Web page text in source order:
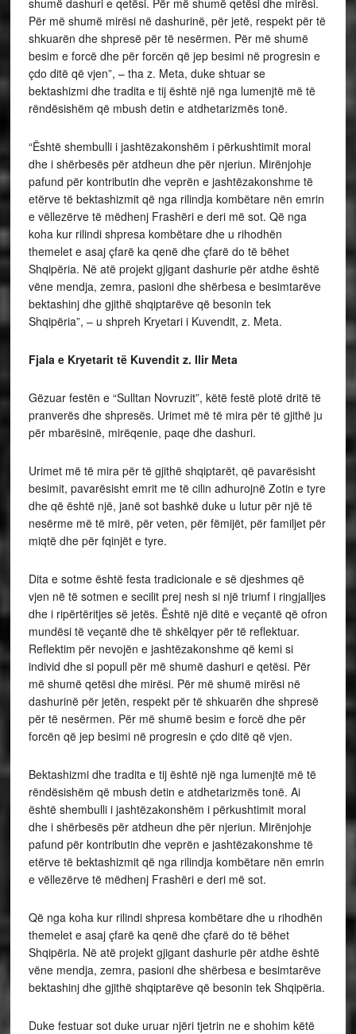
shumë dashuri e qetësi. Për më shumë qetësi dhe mirësi.
Për më shumë mirësi në dashurinë, për jetë, respekt për të
shkuarën dhe shpresë për të nesërmen. Për më shumë
besim e forcë dhe për forcën që jep besimi në progresin e
çdo ditë që vjen”, – tha z. Meta, duke shtuar se
bektashizmi dhe tradita e tij është një nga lumenjtë më të
rëndësishëm që mbush detin e atdhetarizmës tonë.
“Është shembulli i jashtëzakonshëm i përkushtimit moral
dhe i shërbesës për atdheun dhe për njeriun. Mirënjohje
pafund për kontributin dhe veprën e jashtëzakonshme të
etërve të bektashizmit që nga rilindja kombëtare nën emrin
e vëllezërve të mëdhenj Frashëri e deri më sot. Që nga
koha kur rilindi shpresa kombëtare dhe u rihodhën
themelet e asaj çfarë ka qenë dhe çfarë do të bëhet
Shqipëria. Në atë projekt gjigant dashurie për atdhe është
vëne mendja, zemra, pasioni dhe shërbesa e besimtarëve
bektashinj dhe gjithë shqiptarëve që besonin tek
Shqipëria”, – u shpreh Kryetari i Kuvendit, z. Meta.
Fjala e Kryetarit të Kuvendit z. Ilir Meta
Gëzuar festën e “Sulltan Novruzit”, këtë festë plotë dritë të
pranverës dhe shpresës. Urimet më të mira për të gjithë ju
për mbarësinë, mirëqenie, paqe dhe dashuri.
Urimet më të mira për të gjithë shqiptarët, që pavarësisht
besimit, pavarësisht emrit me të cilin adhurojnë Zotin e tyre
dhe që është një, janë sot bashkë duke u lutur për një të
nesërme më të mirë, për veten, për fëmijët, për familjet për
miqtë dhe për fqinjët e tyre.
Dita e sotme është festa tradicionale e së djeshmes që
vjen në të sotmen e secilit prej nesh si një triumf i ringjalljes
dhe i ripërtëritjes së jetës. Është një ditë e veçantë që ofron
mundësi të veçantë dhe të shkëlqyer për të reflektuar.
Reflektim për nevojën e jashtëzakonshme që kemi si
individ dhe si popull për më shumë dashuri e qetësi. Për
më shumë qetësi dhe mirësi. Për më shumë mirësi në
dashurinë për jetën, respekt për të shkuarën dhe shpresë
për të nesërmen. Për më shumë besim e forcë dhe për
forcën që jep besimi në progresin e çdo ditë që vjen.
Bektashizmi dhe tradita e tij është një nga lumenjtë më të
rëndësishëm që mbush detin e atdhetarizmës tonë. Ai
është shembulli i jashtëzakonshëm i përkushtimit moral
dhe i shërbesës për atdheun dhe për njeriun. Mirënjohje
pafund për kontributin dhe veprën e jashtëzakonshme të
etërve të bektashizmit që nga rilindja kombëtare nën emrin
e vëllezërve të mëdhenj Frashëri e deri më sot.
Që nga koha kur rilindi shpresa kombëtare dhe u rihodhën
themelet e asaj çfarë ka qenë dhe çfarë do të bëhet
Shqipëria. Në atë projekt gjigant dashurie për atdhe është
vëne mendja, zemra, pasioni dhe shërbesa e besimtarëve
bektashinj dhe gjithë shqiptarëve që besonin tek Shqipëria.
Duke festuar sot duke uruar njëri tjetrin ne e shohim këtë